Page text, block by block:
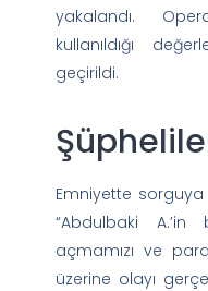
yakalandı.
kullanıldığı
geçirildi.
Emniyette sorguya
“Abdulbaki
açmamızı ve
üzerine olayı